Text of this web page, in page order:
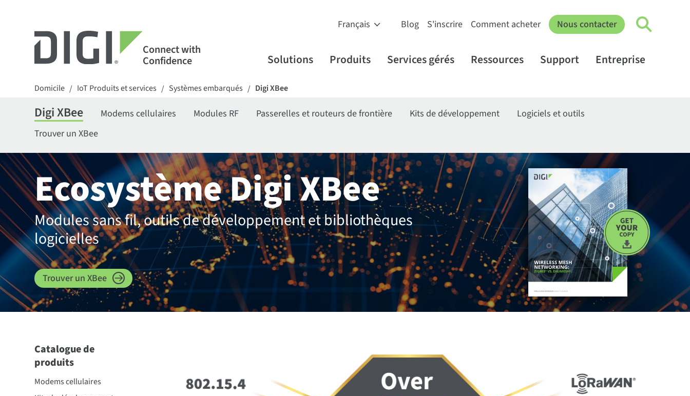
Connect with
Confidence
Blog S'inscrire Comment acheter Nous contacter
Solutions Produits Services gérés Ressources Support Entreprise
Domicile / IoT Produits et services / Systèmes embarqués / Digi XBee
Digi XBee Modems cellulaires Modules RF Passerelles et routeurs de frontière Kits de développement
Logiciels et outils
Trouver un XBee
Ecosystème Digi XBee
Modules sans fil, outils de développement et bibliothèques
logicielles
Trouver un XBee
Catalogue de
produits
Modems cellulaires